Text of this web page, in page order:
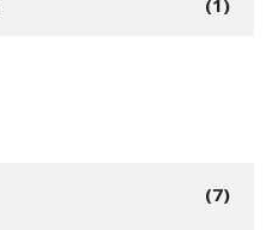
(1)
(7)